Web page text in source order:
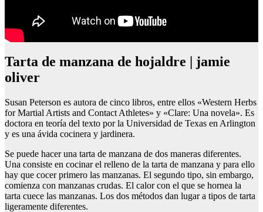
Tarta de manzana de hojaldre | jamie
oliver
Susan Peterson es autora de cinco libros, entre ellos «Western Herbs
for Martial Artists and Contact Athletes» y «Clare: Una novela». Es
doctora en teoría del texto por la Universidad de Texas en Arlington
y es una ávida cocinera y jardinera.
Se puede hacer una tarta de manzana de dos maneras diferentes.
Una consiste en cocinar el relleno de la tarta de manzana y para ello
hay que cocer primero las manzanas. El segundo tipo, sin embargo,
comienza con manzanas crudas. El calor con el que se hornea la
tarta cuece las manzanas. Los dos métodos dan lugar a tipos de tarta
ligeramente diferentes.